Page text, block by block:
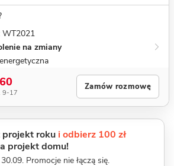
WT2021
na zmiany
9-17
Zamów rozmowę
roku i odbierz 100 zł
projekt domu!
Promocje nie łączą się.